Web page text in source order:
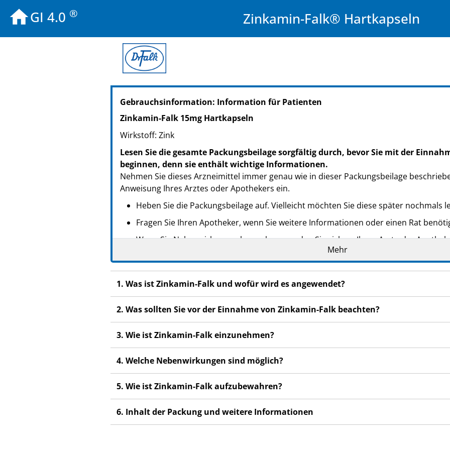
GI 4.0 ® Zinkamin-Falk® Hartkapseln
PZN: 07331355
PPN: 110733135541
NTIN: 04150073313555
PPN: 110733136107
NTIN: 04150073313616
PZN: 07331378
PPN: 110733137894
NTIN: 04150073313784
PZN: 13819457
PPN: 111381945739
NTIN: 04150138194570
Gebrauchsinformation: Information für Patienten
Zinkamin-Falk 15mg Hartkapseln
Wirkstoff: Zink
Lesen Sie die gesamte Packungsbeilage sorgfältig durch, bevor Sie mit der
beginnen, denn sie enthält wichtige Informationen.
Nehmen Sie dieses Arzneimittel immer genau wie in dieser Packungsbeilage
Anweisung Ihres Arztes oder Apothekers ein.
Heben Sie die Packungsbeilage auf. Vielleicht möchten Sie diese später nochmals
Fragen Sie Ihren Apotheker, wenn Sie weitere Informationen oder einen Rat
Wenn Sie Nebenwirkungen bemerken, wenden Sie sich an Ihren Arzt oder
Nebenwirkungen, die nicht in dieser Packungsbeilage angegeben sind. Siehe
Mehr
1. Was ist Zinkamin-Falk und wofür wird es angewendet?
2. Was sollten Sie vor der Einnahme von Zinkamin-Falk beachten?
3. Wie ist Zinkamin-Falk einzunehmen?
4. Welche Nebenwirkungen sind möglich?
5. Wie ist Zinkamin-Falk aufzubewahren?
6. Inhalt der Packung und weitere Informationen